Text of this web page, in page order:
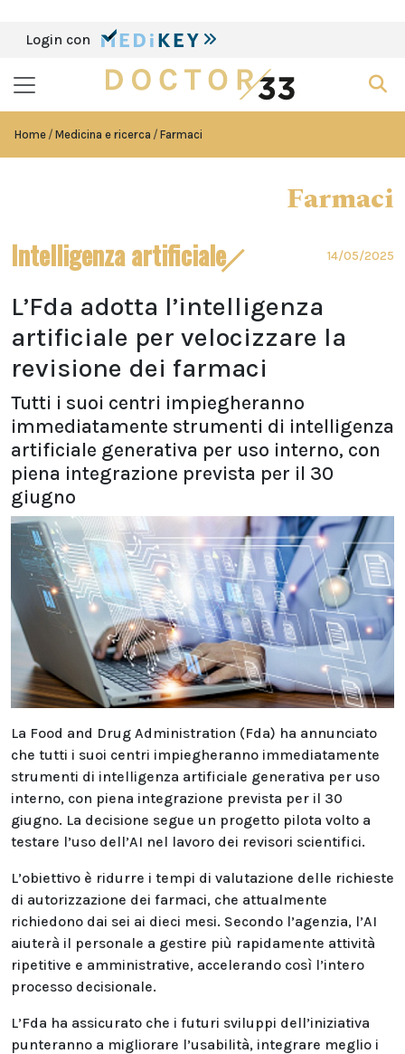
Login con
Home Medicina e ricerca Farmaci
Farmaci
Intelligenza artificiale 14/05/2025
L’Fda adotta l’intelligenza
artificiale per velocizzare la
revisione dei farmaci
Tutti i suoi centri impiegheranno
immediatamente strumenti di intelligenza
artificiale generativa per uso interno, con
piena integrazione prevista per il 30
giugno
La Food and Drug Administration (Fda) ha annunciato
che tutti i suoi centri impiegheranno immediatamente
strumenti di intelligenza artificiale generativa per uso
interno, con piena integrazione prevista per il 30
giugno. La decisione segue un progetto pilota volto a
testare l’uso dell’AI nel lavoro dei revisori scientifici.
L’obiettivo è ridurre i tempi di valutazione delle richieste
di autorizzazione dei farmaci, che attualmente
richiedono dai sei ai dieci mesi. Secondo l’agenzia, l’AI
aiuterà il personale a gestire più rapidamente attività
ripetitive e amministrative, accelerando così l’intero
processo decisionale.
L’Fda ha assicurato che i futuri sviluppi dell’iniziativa
punteranno a migliorare l’usabilità, integrare meglio i